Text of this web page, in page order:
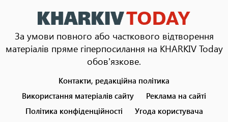
За умови повного або часткового відтворення
матеріалів пряме гіперпосилання на KHARKIV Today
обов'язкове.
menu
Контакти, редакційна політика
Використання матеріалів сайту
Реклама на сайті
Політика конфіденційності
Угода користувача